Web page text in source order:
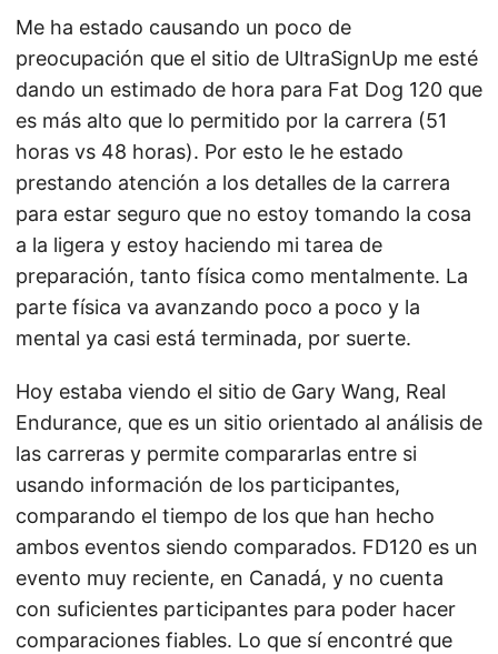
Me ha estado causando un poco de
preocupación que el sitio de UltraSignUp me esté
dando un estimado de hora para Fat Dog 120 que
es más alto que lo permitido por la carrera (51
horas vs 48 horas). Por esto le he estado
prestando atención a los detalles de la carrera
para estar seguro que no estoy tomando la cosa
a la ligera y estoy haciendo mi tarea de
preparación, tanto física como mentalmente. La
parte física va avanzando poco a poco y la
mental ya casi está terminada, por suerte.
Hoy estaba viendo el sitio de Gary Wang, Real
Endurance, que es un sitio orientado al análisis de
las carreras y permite compararlas entre si
usando información de los participantes,
comparando el tiempo de los que han hecho
ambos eventos siendo comparados. FD120 es un
evento muy reciente, en Canadá, y no cuenta
con suficientes participantes para poder hacer
comparaciones fiables. Lo que sí encontré que